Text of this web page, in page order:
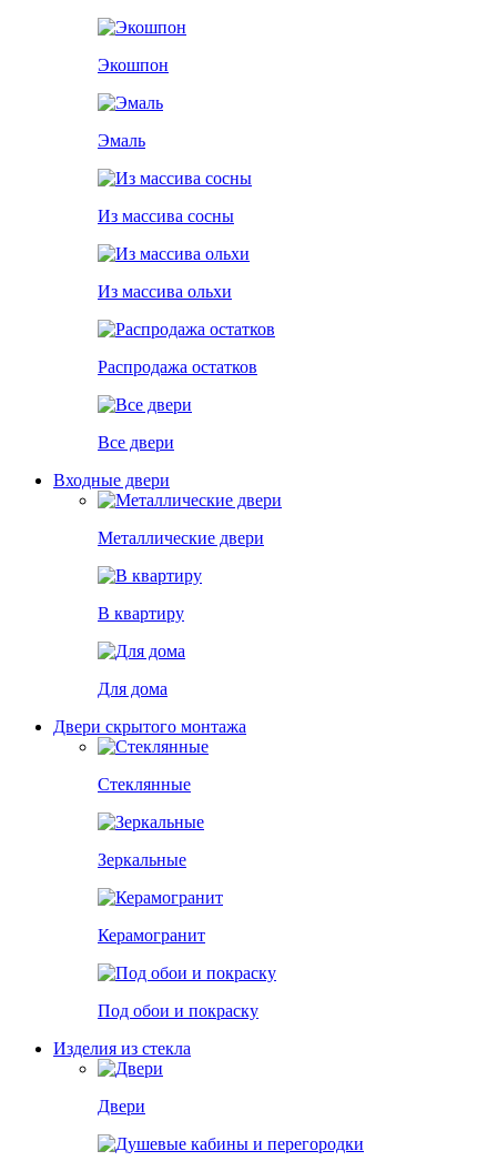
Экошпон
Эмаль
Из массива сосны
Из массива ольхи
Распродажа остатков
Все двери
Входные двери
Металлические двери
В квартиру
Для дома
Двери скрытого монтажа
Стеклянные
Зеркальные
Керамогранит
Под обои и покраску
Изделия из стекла
Двери